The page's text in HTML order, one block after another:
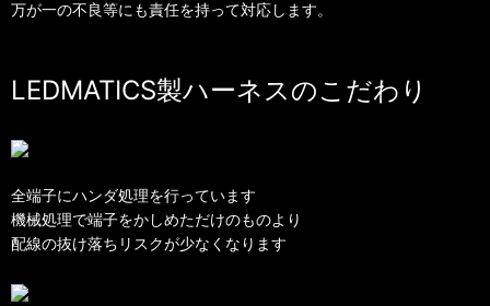
万が一の不良等にも責任を持って対応します。
LEDMATICS製ハーネスのこだわり
全端子にハンダ処理を行っています
機械処理で端子をかしめただけのものより
配線の抜け落ちリスクが少なくなります